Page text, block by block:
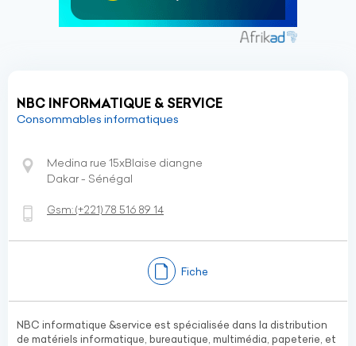
NBC INFORMATIQUE & SERVICE
Consommables informatiques
Medina rue 15xBlaise diangne
Dakar - Sénégal
Gsm:(+221)78 516 89 14
Fiche
NBC informatique &service est spécialisée dans la distribution
de matériels informatique, bureautique, multimédia, papeterie, et